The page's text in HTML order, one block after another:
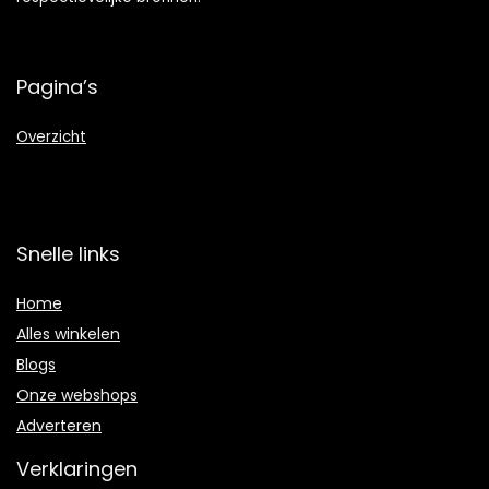
Pagina’s
Overzicht
Snelle links
Home
Alles winkelen
Blogs
Onze webshops
Adverteren
Verklaringen